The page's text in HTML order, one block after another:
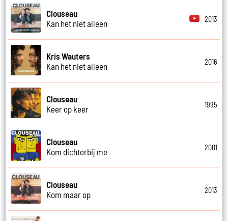
Clouseau
Kan het niet alleen
2013
Kris Wauters
Kan het niet alleen
2016
Clouseau
Keer op keer
1995
Clouseau
Kom dichterbij me
2001
Clouseau
Kom maar op
2013